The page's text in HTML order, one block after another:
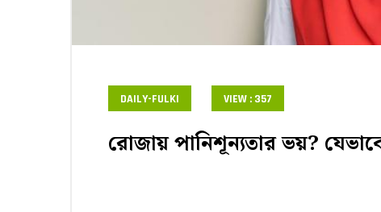
DAILY-FULKI VIEW : 357
রোজায় পানিশূন্যতার ভয়?